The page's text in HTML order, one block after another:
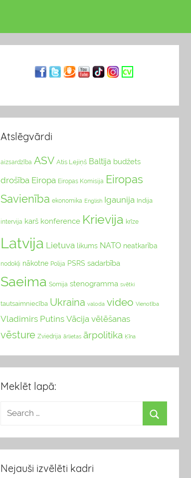
Atslēgvārdi
aizsardzība ASV Atis Lejiņš Baltija budžets
drošība Eiropa Eiropas Komisija Eiropas
Savienība ekonomika English Igaunija Indija
intervija karš konference Krievija krīze
Latvija Lietuva likums NATO neatkarība
nodokļi nākotne Polija PSRS sadarbība
Saeima Somija stenogramma svētki
tautsaimniecība Ukraina valoda video Vienotība
Vladimirs Putins Vācija vēlēšanas
vēsture Zviedrija ārlietas ārpolitika Ķīna
Meklēt lapā:
Nejauši izvēlēti kadri